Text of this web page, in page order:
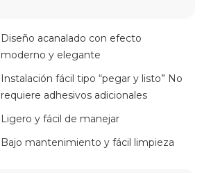
Diseño acanalado con efecto
moderno y elegante
Instalación fácil tipo “pegar y listo” No
requiere adhesivos adicionales
Ligero y fácil de manejar
Bajo mantenimiento y fácil limpieza